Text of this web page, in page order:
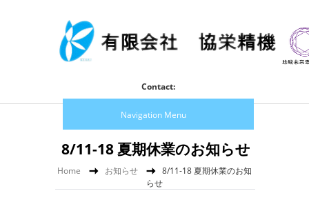
Contact:
Navigation Menu
Home お知らせ
8/11-18 夏期休業のお知
らせ
8/11-18 夏期休業のお知らせ